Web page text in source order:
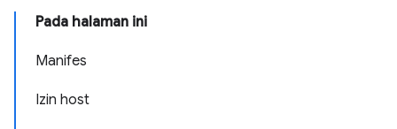
Pada halaman ini
Manifes
Izin host